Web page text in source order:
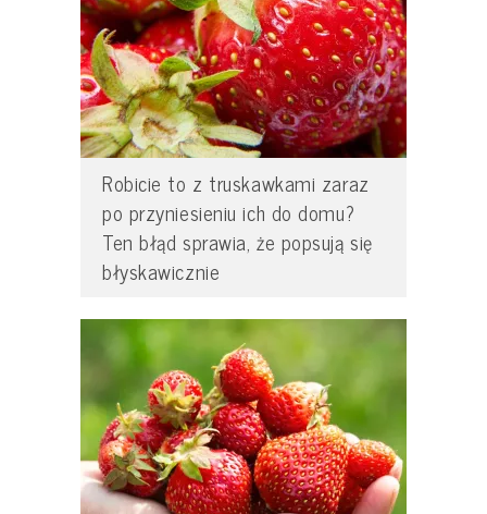
Robicie to z truskawkami zaraz
po przyniesieniu ich do domu?
Ten błąd sprawia, że popsują się
błyskawicznie